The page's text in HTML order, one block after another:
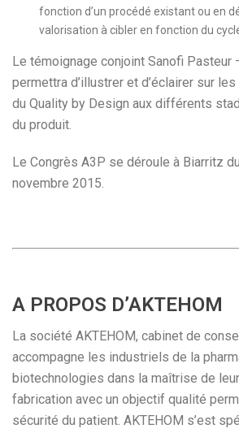
fonction d’un procédé existant ou en
valorisation à cibler en fonction du
Le témoignage conjoint Sanofi Pasteur
permettra d’illustrer et d’éclairer sur
du Quality by Design aux différents
du produit.
Le Congrès A3P se déroule à Biarritz
novembre 2015.
A PROPOS D’AKTEHOM
La société AKTEHOM, cabinet de
accompagne les industriels de la
biotechnologies dans la maîtrise de
fabrication avec un objectif qualité
sécurité du patient. AKTEHOM s’est